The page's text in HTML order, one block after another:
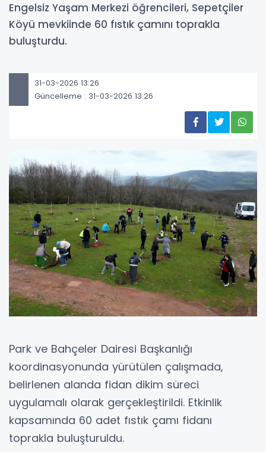
Engelsiz Yaşam Merkezi öğrencileri, Sepetçiler
Köyü mevkiinde 60 fıstık çamını toprakla
buluşturdu.
31-03-2026 13:26
Güncelleme : 31-03-2026 13:26
Park ve Bahçeler Dairesi Başkanlığı
koordinasyonunda yürütülen çalışmada,
belirlenen alanda fidan dikim süreci
uygulamalı olarak gerçekleştirildi. Etkinlik
kapsamında 60 adet fıstık çamı fidanı
toprakla buluşturuldu.